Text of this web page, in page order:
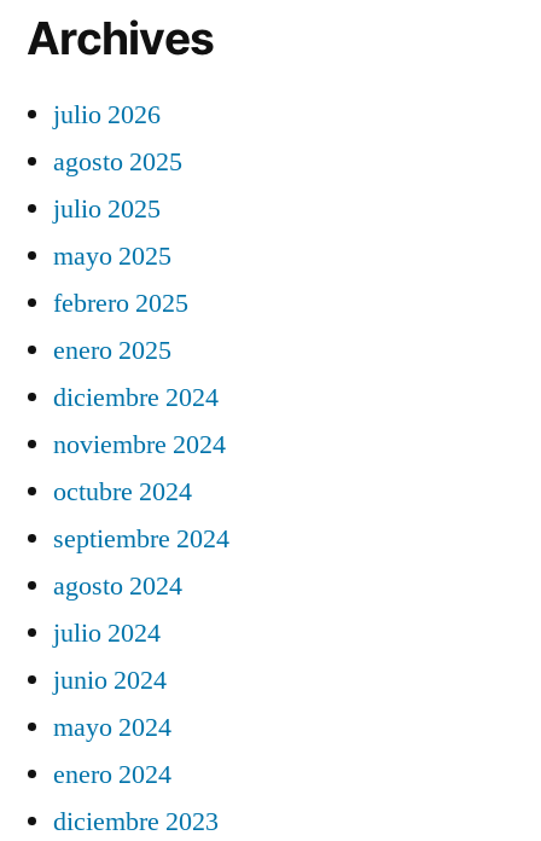
Archives
julio 2026
agosto 2025
julio 2025
mayo 2025
febrero 2025
enero 2025
diciembre 2024
noviembre 2024
octubre 2024
septiembre 2024
agosto 2024
julio 2024
junio 2024
mayo 2024
enero 2024
diciembre 2023